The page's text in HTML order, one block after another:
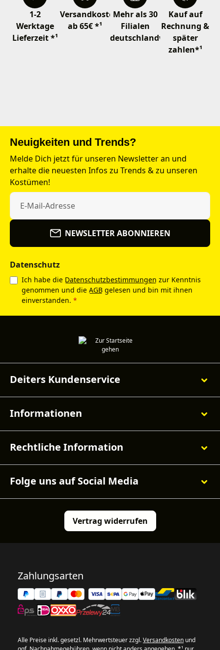
1-2
Werktage
Lieferzeit *¹
Versandkostenfrei
ab 65€ *¹
Mehr als 30
Filialen
deutschlandweit
Kauf auf
Rechnung &
später
zahlen*¹
Neuigkeiten und Trends?
Melde Dich jetzt für unseren Newsletter an und
erhalte die neuesten Infos zu Trends & zu unseren
Kostümen!
NEWSLETTER ABONNIEREN
Datenschutz
Ich habe die Datenschutzbestimmungen zur Kenntnis
genommen und die AGB gelesen und bin mit ihnen
einverstanden. *
Deiters Kundenservice
Informationen
Rechtliche Information
Folge uns auf Social Media
Vertrag widerrufen
Zahlungsarten
Alle Preise inkl. gesetzl. Mehrwertsteuer zzgl.Versandkosten und